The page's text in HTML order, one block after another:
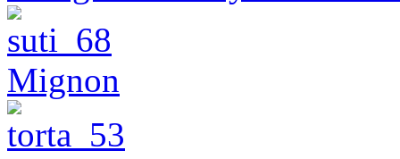
Mignon